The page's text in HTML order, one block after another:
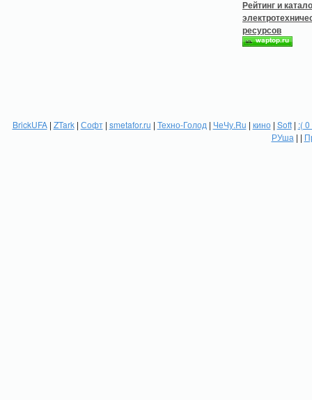
BrickUFA| ZTark| Софт| smetafor.ru | Техно-Голод | ЧеЧу.Ru | кино| Soft| :(
РУша | |